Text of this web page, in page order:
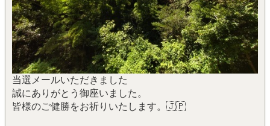
当選メールいただきました
誠にありがとう御座いました。
皆様のご健勝をお祈りいたします。🇯🇵